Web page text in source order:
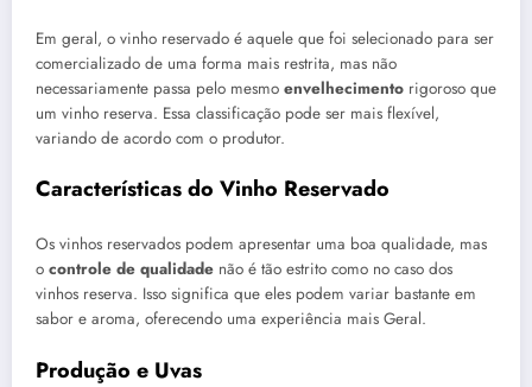
Em geral, o vinho reservado é aquele que foi selecionado para ser
comercializado de uma forma mais restrita, mas não
necessariamente passa pelo mesmo envelhecimento rigoroso que
um vinho reserva. Essa classificação pode ser mais flexível,
variando de acordo com o produtor.
Características do Vinho Reservado
Os vinhos reservados podem apresentar uma boa qualidade, mas
o controle de qualidade não é tão estrito como no caso dos
vinhos reserva. Isso significa que eles podem variar bastante em
sabor e aroma, oferecendo uma experiência mais Geral.
Produção e Uvas